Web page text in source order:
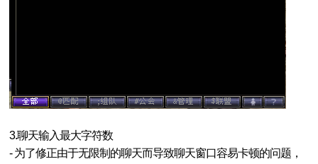
3.聊天输入最大字符数
- 为了修正由于无限制的聊天而导致聊天窗口容易卡顿的问题，